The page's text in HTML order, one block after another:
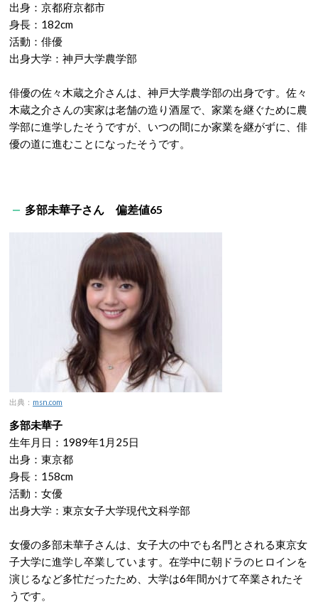
出身：京都府京都市
身長：182cm
活動：俳優
出身大学：神戸大学農学部
俳優の佐々木蔵之介さんは、神戸大学農学部の出身です。佐々
木蔵之介さんの実家は老舗の造り酒屋で、家業を継ぐために農
学部に進学したそうですが、いつの間にか家業を継がずに、俳
優の道に進むことになったそうです。
多部未華子さん 偏差値65
出典： msn.com
多部未華子
生年月日：1989年1月25日
出身：東京都
身長：158cm
活動：女優
出身大学：東京女子大学現代文科学部
女優の多部未華子さんは、女子大の中でも名門とされる東京女
子大学に進学し卒業しています。在学中に朝ドラのヒロインを
演じるなど多忙だったため、大学は6年間かけて卒業されたそ
うです。